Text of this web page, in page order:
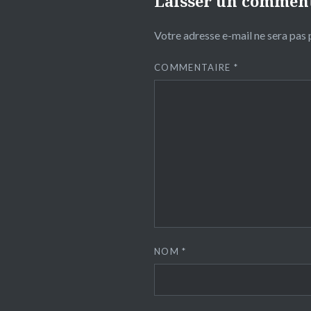
Votre adresse e-mail ne sera pas
COMMENTAIRE *
NOM*